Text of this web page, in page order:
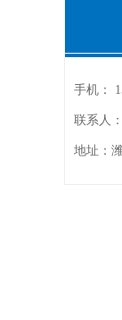
手机：
联系人
地址：